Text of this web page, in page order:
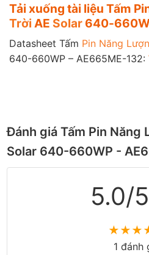
Tải xuống tài liệu Tấm
Trời AE Solar 640-
Datasheet Tấm Pin Năng
640-660WP – AE665ME-132:
Đánh giá Tấm Pin Năng
Solar 640-660WP -
5.0/5
★★★
1 đánh